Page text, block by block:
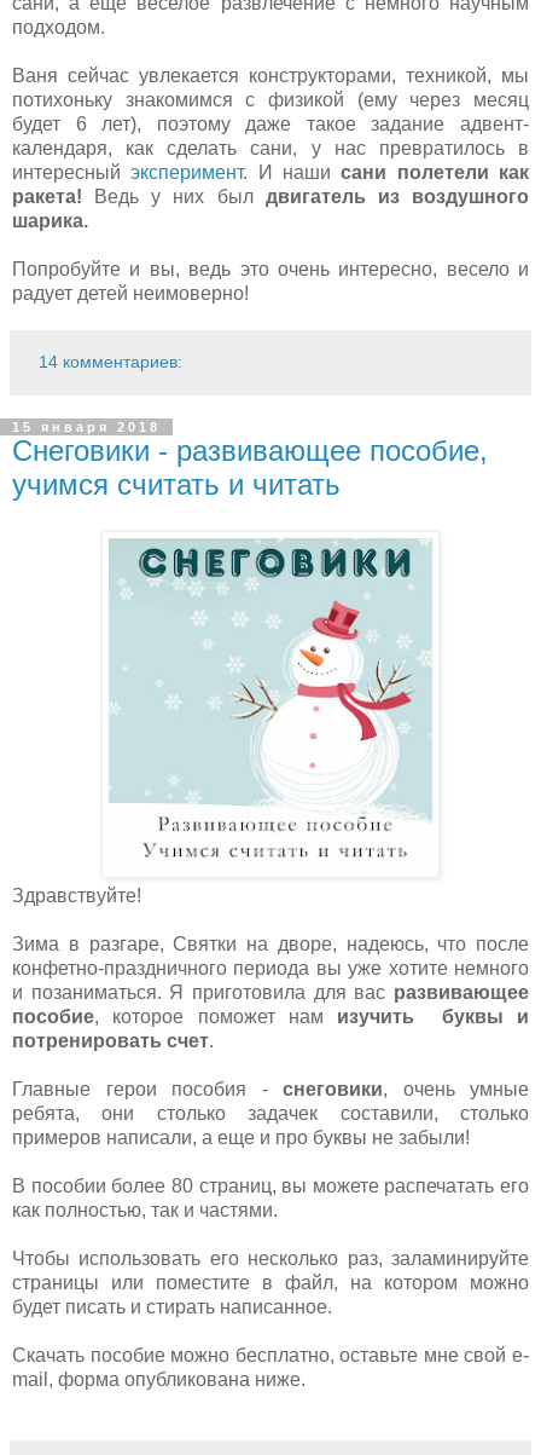
подходом.
Ваня сейчас увлекается конструкторами, техникой, мы
потихоньку знакомимся с физикой (ему через месяц
будет 6 лет), поэтому даже такое задание адвент-
календаря, как сделать сани, у нас превратилось в
интересныйэксперимент. И нашисани полетели как
ракета! Ведь у них был двигатель из воздушного
шарика.
Попробуйте и вы, ведь это очень интересно, весело и
радует детей неимоверно!
14 комментариев:
15 января 2018
Снеговики - развивающее пособие,
учимся считать и читать
Здравствуйте!
Зима в разгаре, Святки на дворе, надеюсь, что после
конфетно-праздничного периода вы уже хотите немного
и позаниматься. Я приготовила для вас развивающее
пособие, которое поможет нам изучить
буквы и
потренировать счет.
Главные герои пособия - снеговики, очень умные
ребята, они столько задачек составили, столько
примеров написали, а еще и про буквы не забыли!
В пособии более 80 страниц, вы можете распечатать его
как полностью, так и частями.
Чтобы использовать его несколько раз, заламинируйте
страницы или поместите в файл, на котором можно
будет писать и стирать написанное.
Скачать пособие можно бесплатно, оставьте мне свой e-
mail, форма опубликована ниже.